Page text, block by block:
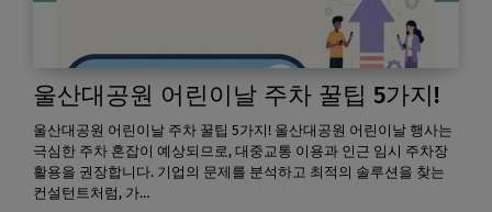
울산대공원 어린이날 주차 꿀팁 5가지!
울산대공원 어린이날 주차 꿀팁 5가지! 울산대공원 어린이날 행사는
극심한 주차 혼잡이 예상되므로, 대중교통 이용과 인근 임시 주차장
활용을 권장합니다. 기업의 문제를 분석하고 최적의 솔루션을 찾는
컨설턴트처럼, 가…